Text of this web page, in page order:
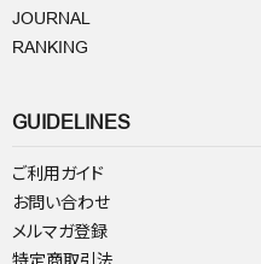
JOURNAL
RANKING
GUIDELINES
ご利用ガイド
お問い合わせ
メルマガ登録
特定商取引法